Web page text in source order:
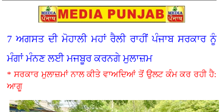
7 ਅਗਸਤ ਦੀ ਮੋਹਾਲੀ ਮਹਾਂ ਰੈਲੀ ਰਾਹੀਂ ਪੰਜਾਬ ਸਰਕਾਰ ਨੂੰ
ਮੰਗਾਂ ਮੰਨਣ ਲਈ ਮਜਬੂਰ ਕਰਨਗੇ ਮੁਲਾਜ਼ਮ
* ਸਰਕਾਰ ਮੁਲਾਜ਼ਮਾਂ ਨਾਲ ਕੀਤੇ ਵਾਅਦਿਆਂ ਤੋਂ ਉਲਟ ਕੰਮ ਕਰ ਰਹੀ ਹੈ:
ਆਗੂ